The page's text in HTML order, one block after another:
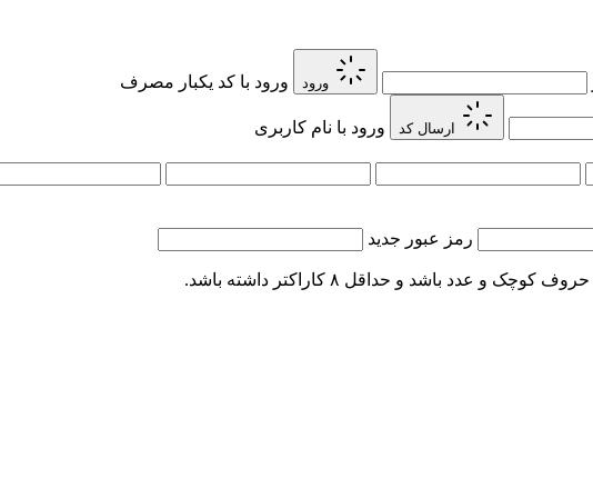
ورود ورود با کد یکبار مصرف
ارسال کد ورود با نام کاربری
رمز عبور جدید
عدد باشد و حداقل ۸ کاراکتر داشته باشد.